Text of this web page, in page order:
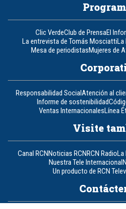
Clic VerdeClub de PrensaEl
La entrevista de Tomás MosciattiLa
Mesa de periodistasMujeres de
Responsabilidad SocialAtención al
Informe de sostenibilidad
Ventas InternacionalesLínea
Visite
Canal RCNNoticias RCNRCN RadioLa
Nuestra Tele Internacional
Un producto de RCN